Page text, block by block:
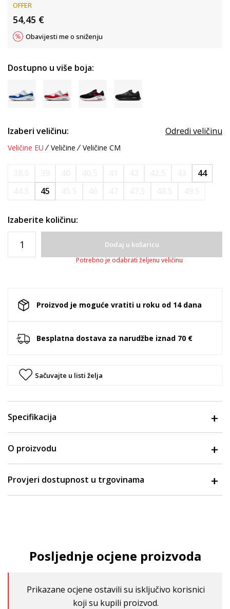
OFFER
54,45 €
Obavijesti me o sniženju
Dostupno u više boja:
Izaberi veličinu: Odredi veličinu
Veličine EU Veličine Veličine CM
44
45
Izaberite količinu:
Dodaj u košaricu
Potrebno je odabrati željenu veličinu
Proizvod je moguće vratiti u roku od 14 dana
Besplatna dostava za narudžbe iznad 70 €
Sačuvajte u listi želja
Specifikacija
O proizvodu
Provjeri dostupnost u trgovinama
Posljednje ocjene proizvoda
Prikazane ocjene ostavili su isključivo korisnici
koji su kupili proizvod.